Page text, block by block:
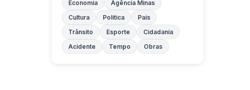
Economia
Agência Minas
Cultura
Política
País
Trânsito
Esporte
Cidadania
Acidente
Tempo Obras